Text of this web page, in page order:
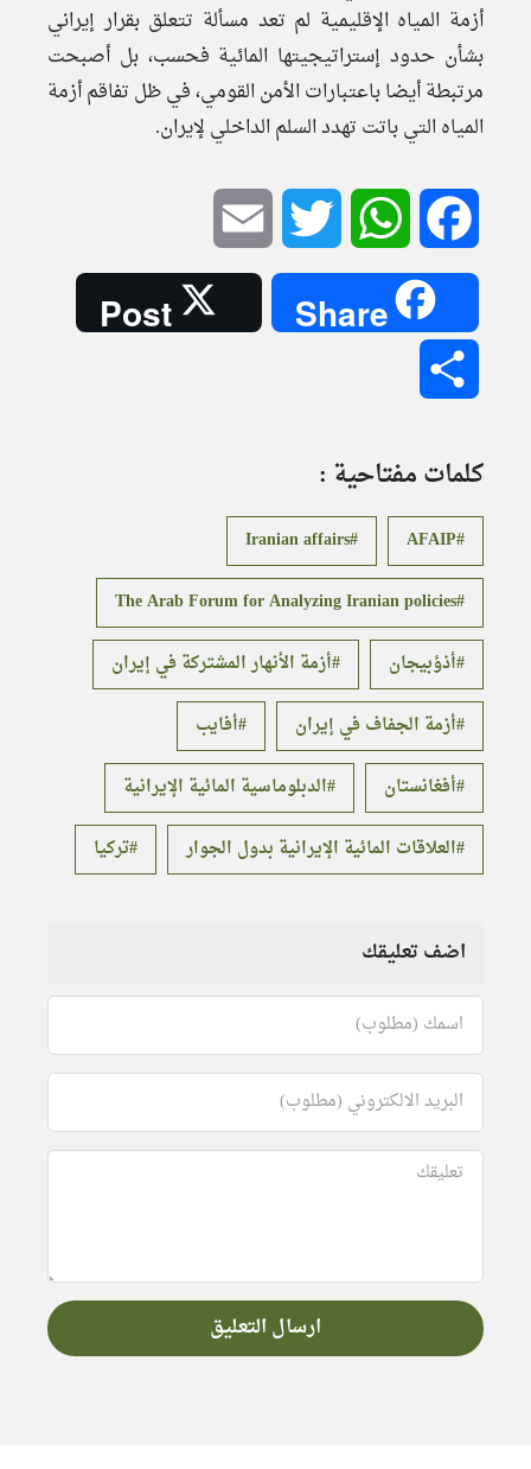
أزمة المياه الإقليمية لم تعد مسألة تتعلق بقرار إيراني
بشأن حدود إستراتيجيتها المائية فحسب، بل أصبحت
مرتبطة أيضا باعتبارات الأمن القومي، في ظل تفاقم أزمة
المياه التي باتت تهدد السلم الداخلي لإيران.
Facebook
WhatsApp
Twitter
Share
Post
كلمات مفتاحية :
AFAIP
Iranian affairs
The Arab Forum for Analyzing Iranian policies
أذؤبيجان
أزمة الأنهار المشتركة في إيران
أزمة الجفاف في إيران
أفايب
أفغانستان
الدبلوماسية المائية الإيرانية
العلاقات المائية الإيرانية بدول الجوار
تركيا
اضف تعليقك